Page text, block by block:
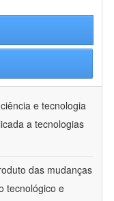
e tecnologia
a tecnologias
das mudanças
tecnológico e